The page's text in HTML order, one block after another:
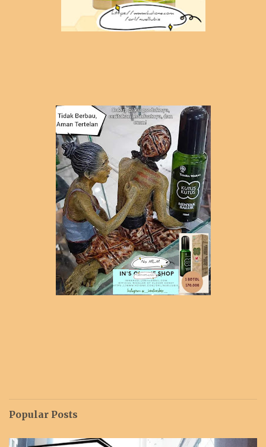
Popular Posts